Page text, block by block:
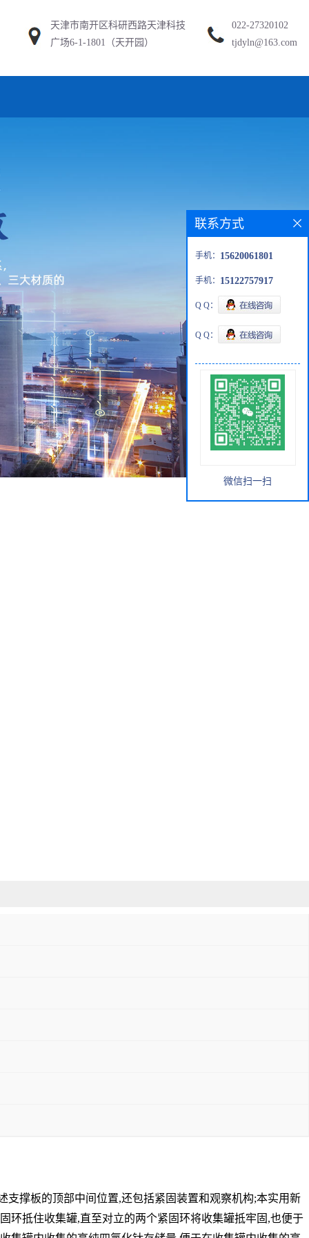
天津市南开区科研西路天津科技
广场6-1-1801（天开园）
022-27320102
tjdyln@163.com
支撑板的顶部中间位置,还包括紧固装置和观察机构;本实用新
环抵住收集罐,直至对立的两个紧固环将收集罐抵牢固 ,也便于
联系方式
手机： 15620061801
手机： 15122757917
Q Q：
Q Q：
微信扫一扫